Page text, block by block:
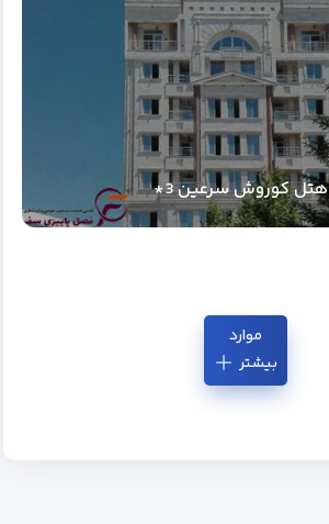
هتل کوروش سرعین 3*
موارد
بیشتر